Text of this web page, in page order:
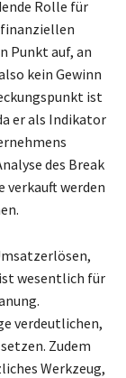
Rolle für
Punkt auf, an
kein Gewinn
ist
er als Indikator
des Break
verkauft werden
wesentlich für
verdeutlichen,
Zudem
Werkzeug,